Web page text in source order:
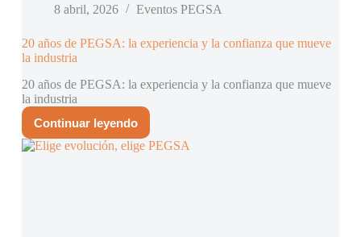
8 abril, 2026 Eventos PEGSA
20 años de PEGSA: la experiencia y la confianza que mueve
la industria
20 años de PEGSA: la experiencia y la confianza que mueve
la industria
Continuar leyendo